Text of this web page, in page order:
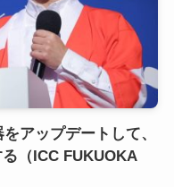
アップデートして、
（ICC FUKUOKA